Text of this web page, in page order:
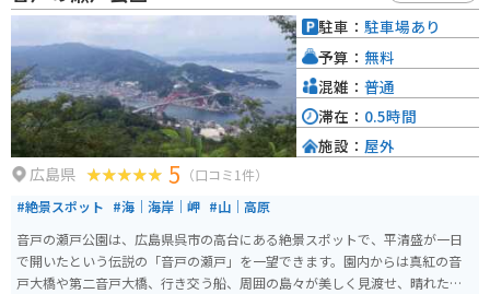
広島県 5 （口コミ1件）
#絶景スポット #海｜海岸｜岬 #山｜高原
音戸の瀬戸公園は、広島県呉市の高台にある絶景スポットで、平清盛が一日
で開いたという伝説の「音戸の瀬戸」を一望できます。園内からは真紅の音
戸大橋や第二音戸大橋、行き交う船、周囲の島々が美しく見渡せ、晴れた日
駐車： 駐車場あり
予算： 無料
混雑： 普通
滞在： 0.5時間
施設： 屋外